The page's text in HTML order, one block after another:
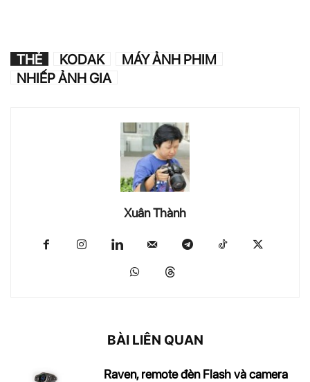
THẺ KODAK
MÁY ẢNH PHIM
NHIẾP ẢNH GIA
Xuân Thành
BÀI LIÊN QUAN
Raven, remote đèn Flash và camera